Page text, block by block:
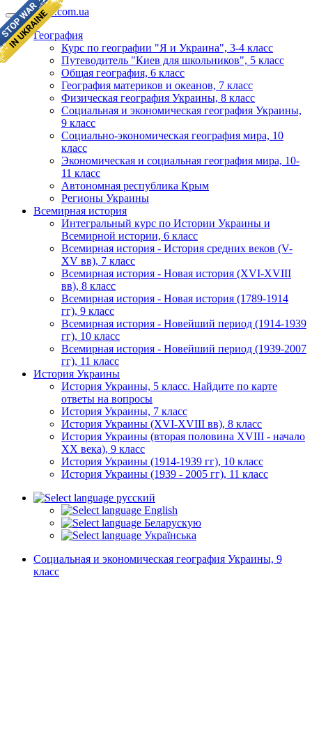
geomap.com.ua
География
Курс по географии "Я и Украина", 3-4 класс
Путеводитель "Киев для школьников", 5 класс
Общая география, 6 класс
География материков и океанов, 7 класс
Физическая география Украины, 8 класс
Социальная и экономическая география Украины,
9 класс
Социально-экономическая география мира, 10
класс
Экономическая и социальная география мира, 10-
11 класс
Автономная республика Крым
Регионы Украины
Всемирная история
Интегральный курс по Истории Украины и
Всемирной истории, 6 класс
Всемирная история - История средних веков (V-
XV вв), 7 класс
Всемирная история - Новая история (XVI-XVIII
вв), 8 класс
Всемирная история - Новая история (1789-1914
гг), 9 класс
Всемирная история - Новейший период (1914-1939
гг), 10 класс
Всемирная история - Новейший период (1939-2007
гг), 11 класс
История Украины
История Украины, 5 класс. Найдите по карте
ответы на вопросы
История Украины, 7 класс
История Украины (XVI-XVIII вв), 8 класс
История Украины (вторая половина XVIII - начало
XX века), 9 класс
История Украины (1914-1939 гг), 10 класс
История Украины (1939 - 2005 гг), 11 класс
русский
English
Беларускую
Українська
Социальная и экономическая география Украины, 9
класс